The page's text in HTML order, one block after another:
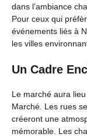
dans l’ambiance
Pour ceux qui
événements liés à
les villes
Un Cadre
Le marché aura
Marché. Les rues
créeront une
mémorable. Les